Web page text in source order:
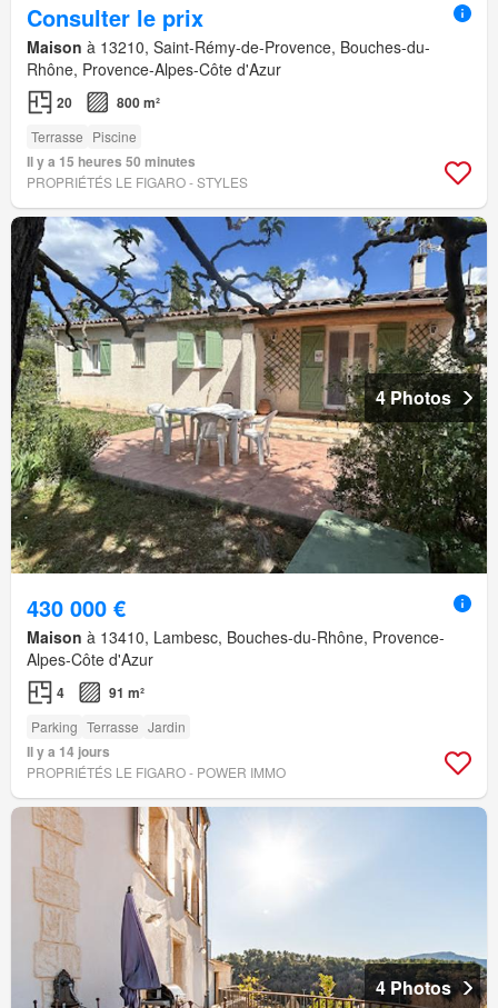
Consulter le prix
Maison à 13210, Saint-Rémy-de-Provence, Bouches-du-
Rhône, Provence-Alpes-Côte d'Azur
20 800 m²
Terrasse Piscine
Il y a 15 heures 50 minutes
PROPRIÉTÉS LE FIGARO - STYLES
4 Photos
430 000 €
Maison à 13410, Lambesc, Bouches-du-Rhône, Provence-
Alpes-Côte d'Azur
4 91 m²
Parking Terrasse Jardin
Il y a 14 jours
PROPRIÉTÉS LE FIGARO - POWER IMMO
4 Photos